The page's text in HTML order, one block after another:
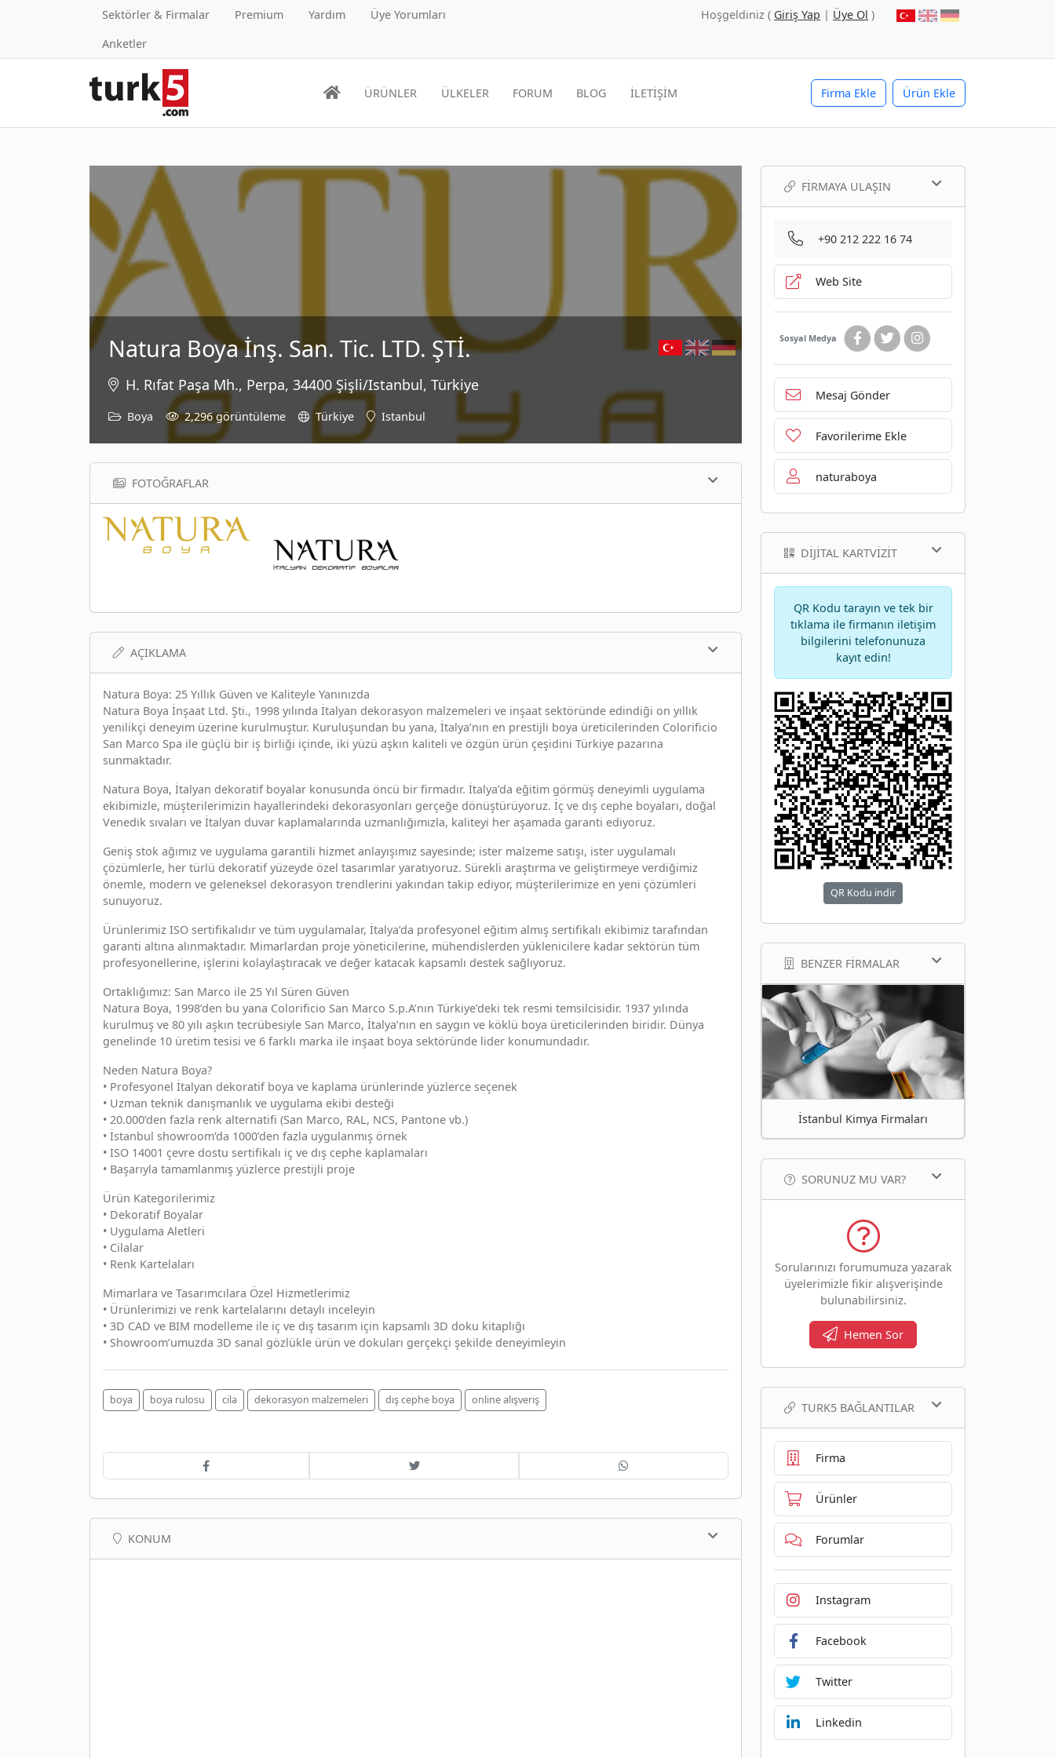
Sektörler & Firmalar Premium Yardım
Üye Yorumları
Anketler
Hoşgeldiniz ( Giriş Yap | Üye Ol )
Firma Ekle Ürün Ekle
ÜRÜNLER ÜLKELER FORUM BLOG İLETİŞİM
Natura Boya İnş. San. Tic. LTD. ŞTİ.
H. Rıfat Paşa Mh., Perpa, 34400 Şişli/Istanbul, Türkiye
Boya 2,296 görüntüleme Türkiye Istanbul
FOTOĞRAFLAR
AÇIKLAMA
Natura Boya: 25 Yıllık Güven ve Kaliteyle Yanınızda
Natura Boya İnşaat Ltd. Şti., 1998 yılında İtalyan dekorasyon malzemeleri ve inşaat sektöründe edindiği on yıllık
yenilikçi deneyim üzerine kurulmuştur. Kuruluşundan bu yana, İtalya’nın en prestijli boya üreticilerinden Colorificio
San Marco Spa ile güçlü bir iş birliği içinde, iki yüzü aşkın kaliteli ve özgün ürün çeşidini Türkiye pazarına
sunmaktadır.
Natura Boya, İtalyan dekoratif boyalar konusunda öncü bir firmadır. İtalya’da eğitim görmüş deneyimli uygulama
ekibimizle, müşterilerimizin hayallerindeki dekorasyonları gerçeğe dönüştürüyoruz. İç ve dış cephe boyaları, doğal
Venedik sıvaları ve İtalyan duvar kaplamalarında uzmanlığımızla, kaliteyi her aşamada garanti ediyoruz.
Geniş stok ağımız ve uygulama garantili hizmet anlayışımız sayesinde; ister malzeme satışı, ister uygulamalı
çözümlerle, her türlü dekoratif yüzeyde özel tasarımlar yaratıyoruz. Sürekli araştırma ve geliştirmeye verdiğimiz
önemle, modern ve geleneksel dekorasyon trendlerini yakından takip ediyor, müşterilerimize en yeni çözümleri
sunuyoruz.
Ürünlerimiz ISO sertifikalıdır ve tüm uygulamalar, İtalya’da profesyonel eğitim almış sertifikalı ekibimiz tarafından
garanti altına alınmaktadır. Mimarlardan proje yöneticilerine, mühendislerden yüklenicilere kadar sektörün tüm
profesyonellerine, işlerini kolaylaştıracak ve değer katacak kapsamlı destek sağlıyoruz.
Ortaklığımız: San Marco ile 25 Yıl Süren Güven
Natura Boya, 1998’den bu yana Colorificio San Marco S.p.A’nın Türkiye’deki tek resmi temsilcisidir. 1937 yılında
kurulmuş ve 80 yılı aşkın tecrübesiyle San Marco, İtalya’nın en saygın ve köklü boya üreticilerinden biridir. Dünya
genelinde 10 üretim tesisi ve 6 farklı marka ile inşaat boya sektöründe lider konumundadır.
Neden Natura Boya?
• Profesyonel İtalyan dekoratif boya ve kaplama ürünlerinde yüzlerce seçenek
• Uzman teknik danışmanlık ve uygulama ekibi desteği
• 20.000’den fazla renk alternatifi (San Marco, RAL, NCS, Pantone vb.)
• İstanbul showroom’da 1000’den fazla uygulanmış örnek
• ISO 14001 çevre dostu sertifikalı iç ve dış cephe kaplamaları
• Başarıyla tamamlanmış yüzlerce prestijli proje
Ürün Kategorilerimiz
• Dekoratif Boyalar
• Uygulama Aletleri
• Cilalar
• Renk Kartelaları
Mimarlara ve Tasarımcılara Özel Hizmetlerimiz
• Ürünlerimizi ve renk kartelalarını detaylı inceleyin
• 3D CAD ve BIM modelleme ile iç ve dış tasarım için kapsamlı 3D doku kitaplığı
• Showroom’umuzda 3D sanal gözlükle ürün ve dokuları gerçekçi şekilde deneyimleyin
boya boya rulosu cila dekorasyon malzemeleri dış cephe boya online alışveriş
KONUM
FIRMAYA ULAŞIN
+90 212 222 16 74
Web Site
Sosyal Medya
Mesaj Gönder
Favorilerime Ekle
naturaboya
DIJITAL KARTVIZIT
QR Kodu tarayın ve tek bir
tıklama ile firmanın iletişim
bilgilerini telefonunuza
kayıt edin!
QR Kodu indir
BENZER FIRMALAR
İstanbul Kimya Firmaları
SORUNUZ MU VAR?
Sorularınızı forumumuza yazarak
üyelerimizle fikir alışverişinde
bulunabilirsiniz.
Hemen Sor
TURK5 BAĞLANTILAR
Firma
Ürünler
Forumlar
Instagram
Facebook
Twitter
Linkedin